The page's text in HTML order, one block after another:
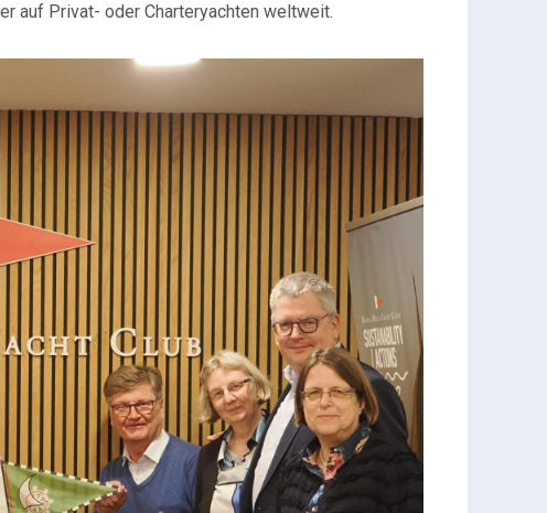
auf Privat- oder Charteryachten weltweit.